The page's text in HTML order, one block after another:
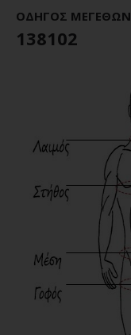
ΟΔΗΓΌΣ ΜΕΓΕΘΏΝ
138102